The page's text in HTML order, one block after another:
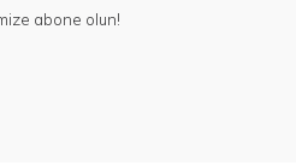
abone olun!